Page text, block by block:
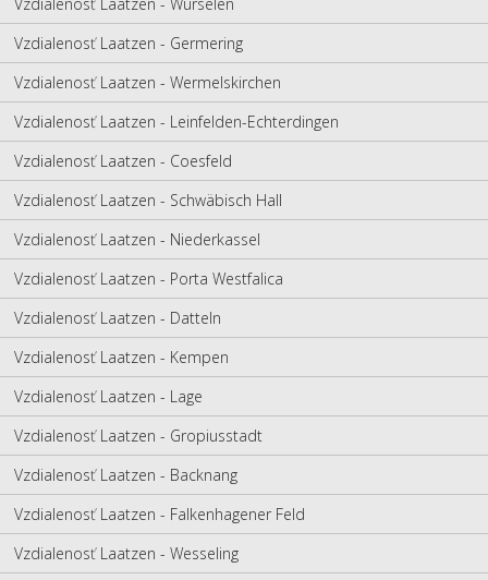
Vzdialenosť Laatzen - Germering
Vzdialenosť Laatzen - Wermelskirchen
Vzdialenosť Laatzen - Leinfelden-Echterdingen
Vzdialenosť Laatzen - Coesfeld
Vzdialenosť Laatzen - Schwäbisch Hall
Vzdialenosť Laatzen - Niederkassel
Vzdialenosť Laatzen - Porta Westfalica
Vzdialenosť Laatzen - Datteln
Vzdialenosť Laatzen - Kempen
Vzdialenosť Laatzen - Lage
Vzdialenosť Laatzen - Gropiusstadt
Vzdialenosť Laatzen - Backnang
Vzdialenosť Laatzen - Falkenhagener Feld
Vzdialenosť Laatzen - Wesseling